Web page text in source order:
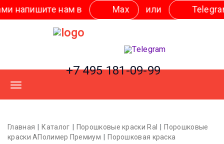
нам в Мах или Telegram
+7 495 181-09-99
Главная Каталог Порошковые краски Ral
Порошковые
краски АПолимер Премиум
Порошковая краска